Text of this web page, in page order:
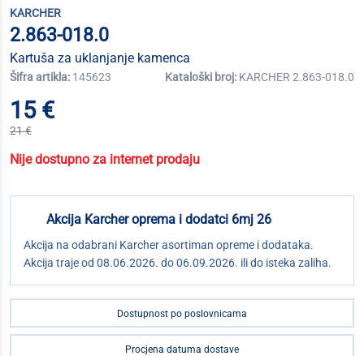
KARCHER
2.863-018.0
Kartuša za uklanjanje kamenca
Šifra artikla: 145623 Kataloški broj: KARCHER 2.863-018.0
15 €
21 €
Nije dostupno za internet prodaju
Akcija Karcher oprema i dodatci 6mj 26
Akcija na odabrani Karcher asortiman opreme i dodataka.
Akcija traje od 08.06.2026. do 06.09.2026. ili do isteka zaliha.
Dostupnost po poslovnicama
Procjena datuma dostave